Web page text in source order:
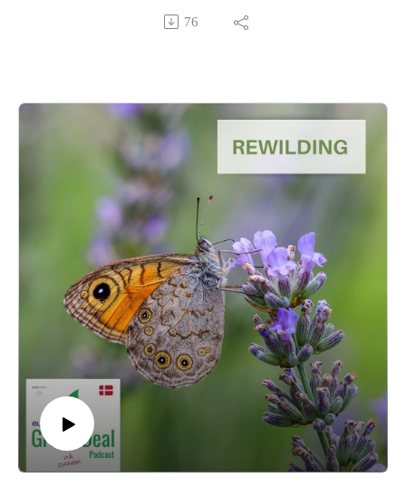
interesseorganisationer at finde klima-retfærdighed via den
juridiske vej, de tager regeringer, virksomheder og internationale
retssale?
Vi taler blandt andet med Mads Nyvold, der arbejder som
klimajournalist for mediet Klimamonitor. Han forklarer, at der er
flere retssager på vej, blandt andet inspireret af 600 svenske
unge, der har trukket den svenske stat i retten.
På globalt plan er der indgivet mere end 1.000 sager de sidste
seks år – og dermed er antallet sager om klimaforandringer mere
end fordoblet siden 2015. Kom med ind i retsalene i denne
episode af The Green Deal.
The Green Deal Podcast er produceret af podPeople i
samarbejde med Aloud Media for Euranet Plus.
Hermine Donceel er redaktør.
Tilrettelægger: Nicolai Zwinge.
76